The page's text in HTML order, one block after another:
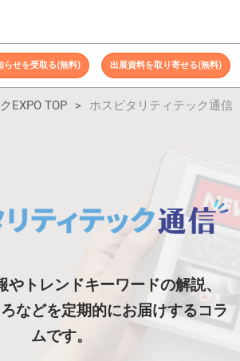
らせを受取る(無料) 出展資料を取り寄せる(無料)
EXPO TOP ホスピタリティテック通信
やトレンドキーワードの解説、
などを定期的にお届けするコラ
ムです。